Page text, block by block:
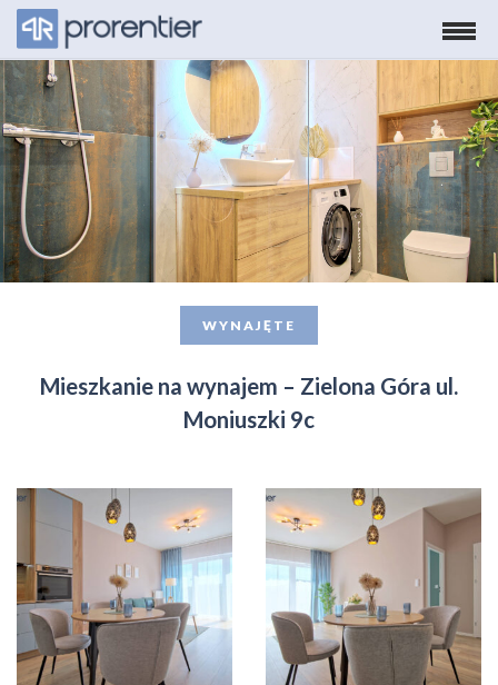
Wyświetl pełną treść
Menu
WYNAJĘTE
Mieszkanie na wynajem – Zielona Góra ul.
Moniuszki 9c